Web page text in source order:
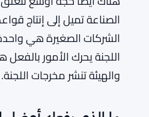
يعني دور اللجنة
مغزى. وللشركات التي
للقول بذلك.
هيئة السلوك المالي البريطاني تضع